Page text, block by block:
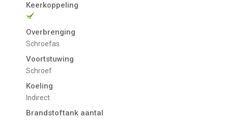
Keerkoppeling
Overbrenging
Schroefas
Voortstuwing
schroef
Koeling
indirect
Brandstoftank aantal